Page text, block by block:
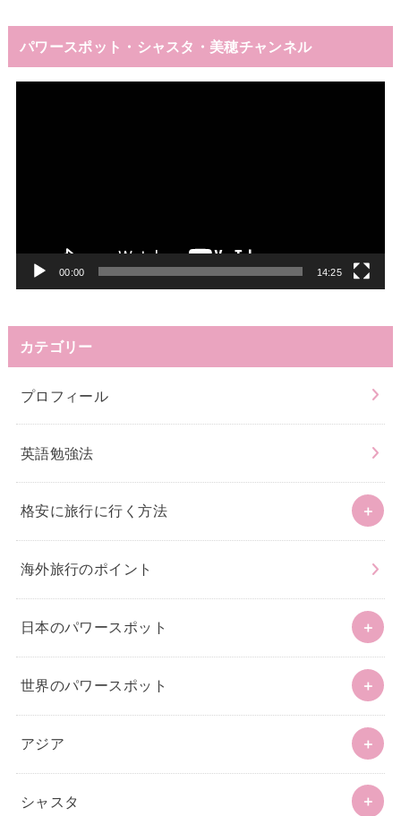
パワースポット・シャスタ・美穂チャンネル
00:00 14:25
カテゴリー
プロフィール
英語勉強法
格安に旅行に行く方法
海外旅行のポイント
日本のパワースポット
世界のパワースポット
アジア
シャスタ